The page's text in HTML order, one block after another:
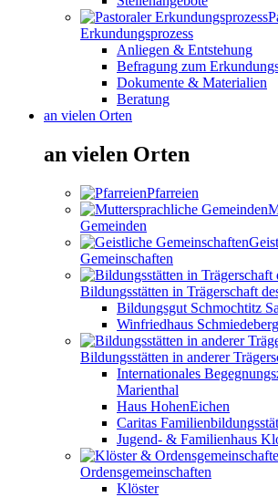
Erkundungsprozess
Anliegen & Entstehung
Befragung zum
Dokumente & Materialien
Beratung
an vielen Orten
an vielen Orten
Pfarreien
Gemeinden
Gemeinschaften
Bildungsstätten in Trägerschaft
Bildungsgut Schmochtitz
Winfriedhaus Schmiedeberg
Bildungsstätten in anderer
Internationales
Marienthal
Haus HohenEichen
Caritas
Jugend- & Familienhaus
Ordensgemeinschaften
Klöster